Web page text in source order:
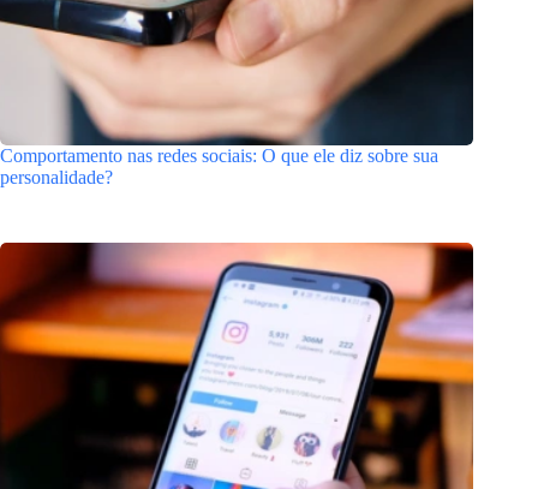
Comportamento nas redes sociais: O que ele diz sobre sua
personalidade?